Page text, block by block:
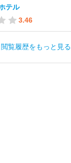
テル
3.46
閲覧履歴をもっと見る